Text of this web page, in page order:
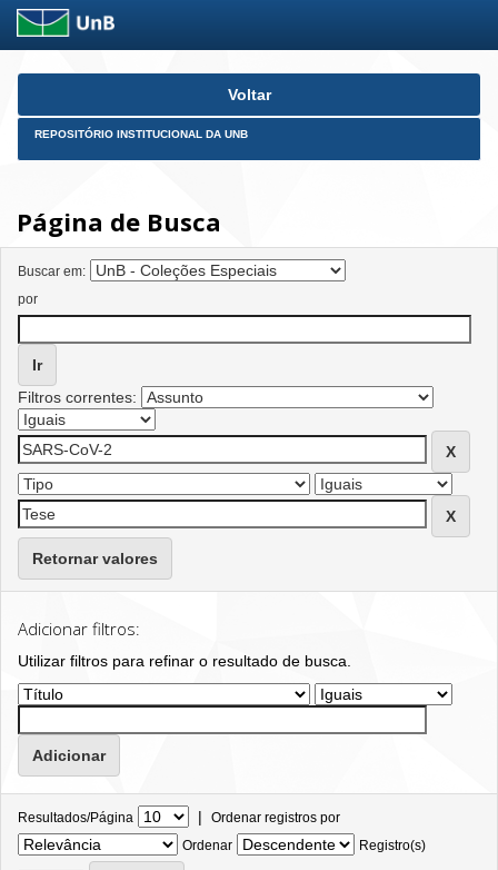
Skip
Voltar
REPOSITÓRIO INSTITUCIONAL DA UNB
Página de Busca
Buscar em:
por
Filtros correntes:
Retornar valores
Adicionar filtros:
Utilizar filtros para refinar o resultado de busca.
Resultados/Página | Ordenar registros por
Ordenar
Registro(s)